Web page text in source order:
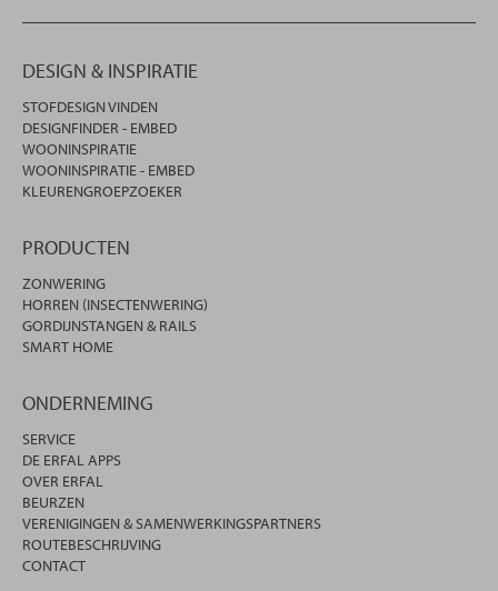
DESIGN & INSPIRATIE
STOFDESIGN VINDEN
DESIGNFINDER - EMBED
WOONINSPIRATIE
WOONINSPIRATIE - EMBED
KLEURENGROEPZOEKER
PRODUCTEN
ZONWERING
HORREN (INSECTENWERING)
GORDIJNSTANGEN & RAILS
SMART HOME
ONDERNEMING
SERVICE
DE ERFAL APPS
OVER ERFAL
BEURZEN
VERENIGINGEN & SAMENWERKINGSPARTNERS
ROUTEBESCHRIJVING
CONTACT